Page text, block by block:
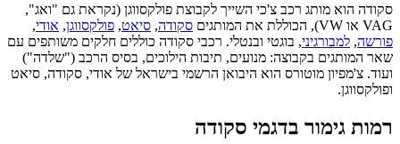
סקודה הוא מותג רכב צ'כי השייך לקבוצת פולקסווגן (נקראת גם "ואג",
VAG או VW), הכוללת את המותגים
סקודה, סיאט, פולקסווגן, אודי,
פורשה, למבורגיני, בוגטי ובנטלי. רכבי סקודה כוללים חלקים משותפים עם
שאר המותגים בקבוצה: מנועים, תיבות הילוכים, בסיס הרכב ("שלדה")
ועוד. צ'מפיון מוטורס הוא היבואן הרשמי בישראל של אודי, סקודה, סיאט
ופולקסווגן.
רמות גימור בדגמי סקודה